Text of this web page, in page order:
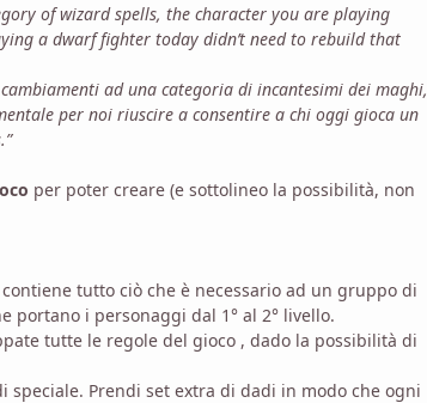
of wizard spells, the character you are playing
a dwarf fighter today didn’t need to rebuild that
ad una categoria di incantesimi dei maghi,
per noi riuscire a consentire a chi oggi gioca un
per poter creare (e sottolineo la possibilità, non
tutto ciò che è necessario ad un gruppo di
portano i personaggi dal 1° al 2° livello.
tutte le regole del gioco , dado la possibilità di
speciale. Prendi set extra di dadi in modo che ogni